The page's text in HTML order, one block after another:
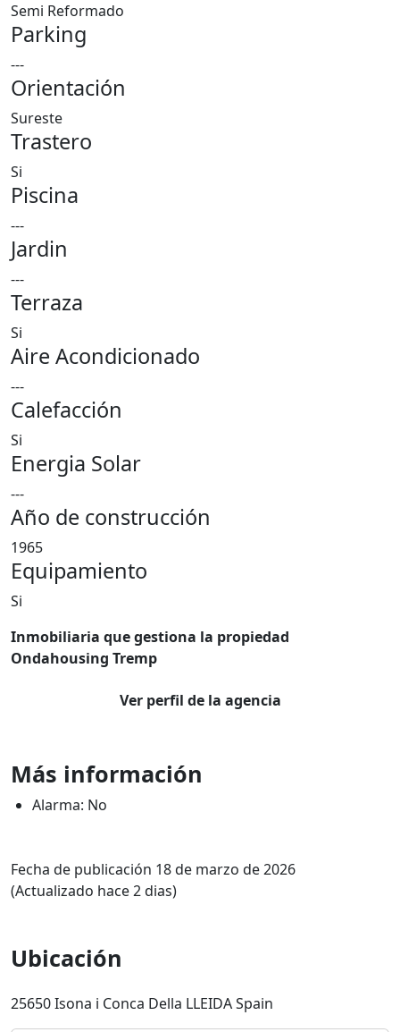
Semi Reformado
Parking
---
Orientación
Sureste
Trastero
Si
Piscina
---
Jardin
---
Terraza
Si
Aire Acondicionado
---
Calefacción
Si
Energia Solar
---
Año de construcción
1965
Equipamiento
Si
Inmobiliaria que gestiona la propiedad
Ondahousing Tremp
Ver perfil de la agencia
Más información
Alarma: No
Fecha de publicación 18 de marzo de 2026
(Actualizado hace 2 dias)
Ubicación
25650 Isona i Conca Della LLEIDA Spain